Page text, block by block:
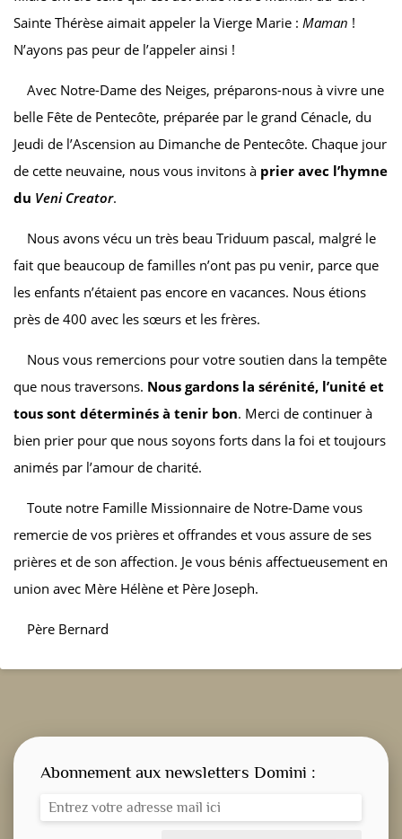
Sainte Thérèse aimait appeler la Vierge Marie : Maman !
N’ayons pas peur de l’appeler ainsi !
Avec Notre-Dame des Neiges, préparons-nous à vivre une
belle Fête de Pentecôte, préparée par le grand Cénacle, du
Jeudi de l’Ascension au Dimanche de Pentecôte. Chaque jour
de cette neuvaine, nous vous invitons à prier avec l’hymne
du Veni Creator.
Nous avons vécu un très beau Triduum pascal, malgré le
fait que beaucoup de familles n’ont pas pu venir, parce que
les enfants n’étaient pas encore en vacances. Nous étions
près de 400 avec les sœurs et les frères.
Nous vous remercions pour votre soutien dans la tempête
que nous traversons. Nous gardons la sérénité, l’unité et
tous sont déterminés à tenir bon. Merci de continuer à
bien prier pour que nous soyons forts dans la foi et toujours
animés par l’amour de charité.
Toute notre Famille Missionnaire de Notre-Dame vous
remercie de vos prières et offrandes et vous assure de ses
prières et de son affection. Je vous bénis affectueusement en
union avec Mère Hélène et Père Joseph.
Père Bernard
Abonnement aux newsletters Domini :